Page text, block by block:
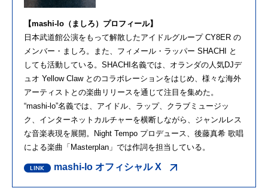
【mashi-lo（ましろ）プロフィール】
日本武道館公演をもって解散したアイドルグループ CY8ER の
メンバー・ましろ。また、フィメール・ラッパー SHACHI と
しても活動している。SHACHI名義では、オランダの人気DJデ
ュオ Yellow Claw とのコラボレーションをはじめ、様々な海外
アーティストとの楽曲リリースを通じて注目を集めた。
“mashi-lo”名義では、アイドル、ラップ、クラブミュージッ
ク、インターネットカルチャーを横断しながら、ジャンルレス
な音楽表現を展開。Night Tempo プロデュース、後藤真希 歌唱
による楽曲「Masterplan」では作詞を担当している。
mashi-lo オフィシャル X